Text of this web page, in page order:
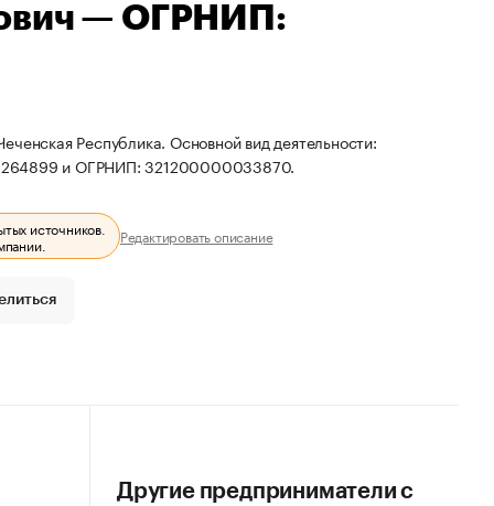
— ОГРНИП:
Республика. Основной вид деятельности:
и ОГРНИП: 321200000033870.
источников.
Редактировать описание
Другие предприниматели с